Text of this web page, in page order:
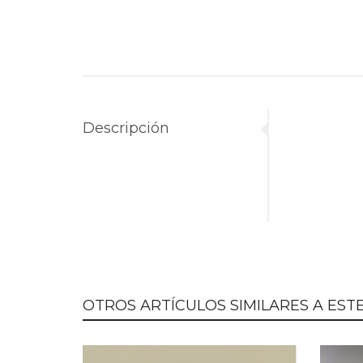
Descripción
OTROS ARTÍCULOS SIMILARES A